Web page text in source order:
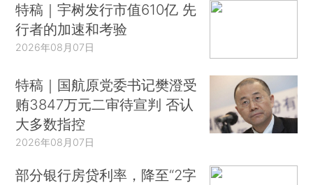
特稿｜宇树发行市值610亿 先
行者的加速和考验
2026年08月07日
特稿｜国航原党委书记樊澄受
贿3847万元二审待宣判 否认
大多数指控
2026年08月07日
部分银行房贷利率，降至“2字